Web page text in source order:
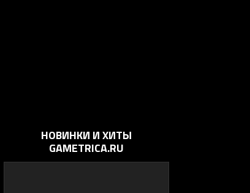
НОВИНКИ И ХИТЫ
GAMETRICA.RU